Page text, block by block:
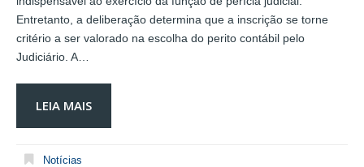
Entretanto, a deliberação determina que a inscrição se torne
critério a ser valorado na escolha do perito contábil pelo
Judiciário. A…
LEIA MAIS
Notícias